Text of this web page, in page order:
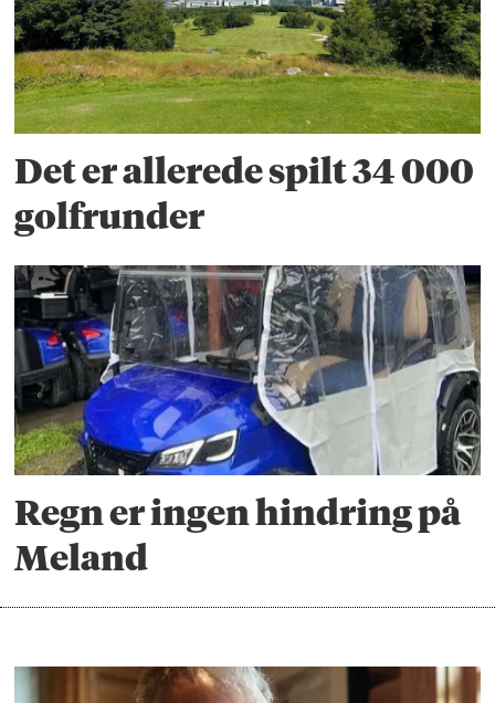
Det er allerede spilt 34 000
golfrunder
Regn er ingen hindring på
Meland